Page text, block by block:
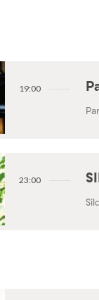
19:00
23:00